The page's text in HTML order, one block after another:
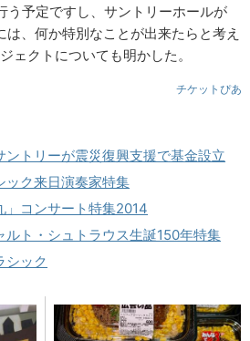
う予定ですし、サントリーホールが
、何か特別なことが出来たらと考え
ェクトについても明かした。
チケットぴあ
ントリーが震災復興支援で基金設立
ック来日演奏家特集
」コンサート特集2014
ルト・シュトラウス生誕150年特集
シック